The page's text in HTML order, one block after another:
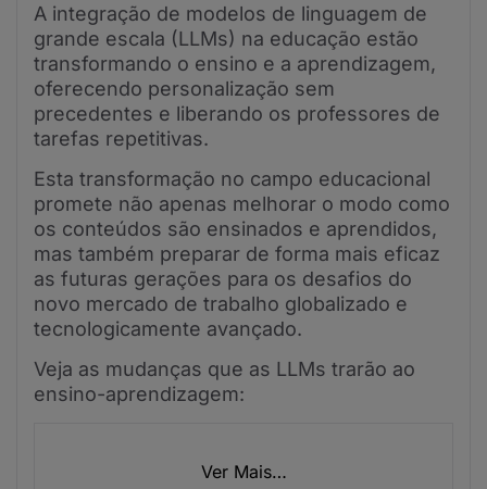
A integração de modelos de linguagem de
grande escala (LLMs) na educação estão
transformando o ensino e a aprendizagem,
oferecendo personalização sem
precedentes e liberando os professores de
tarefas repetitivas.
Esta transformação no campo educacional
promete não apenas melhorar o modo como
os conteúdos são ensinados e aprendidos,
mas também preparar de forma mais eficaz
as futuras gerações para os desafios do
novo mercado de trabalho globalizado e
tecnologicamente avançado.
Veja as mudanças que as LLMs trarão ao
ensino-aprendizagem:
Ver Mais…